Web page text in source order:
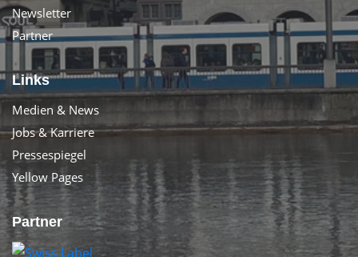
Newsletter
Partner
Links
Medien & News
Jobs & Karriere
Pressespiegel
Yellow Pages
Partner